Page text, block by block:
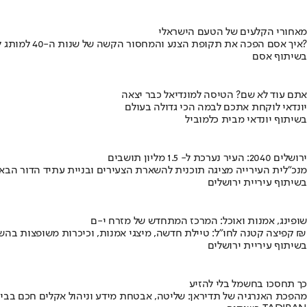
מאחורי הקלעים של הטעם הישראלי
איך אסם הפכה את תקופת הצנע והמחסור הקשה של שנות ה-40 למותג לאומי?
בשיתוף אסם
אתם עוד לא שם? הטיסה למונדיאל כבר יצאה
יונדאי לוקחת אתכם לבמה הכי גדולה בעולם
בשיתוף יונדאי מבית כלמוביל
ירושלים 2040: העיר נערכת ל- 1.5 מליון תושבים
מנכ"לית העירייה מציגה תוכנית להשארת הצעירים ובניית עתיד הדור
בשיתוף עיריית ירושלים
שופינג, אמנות ואוכל: המרכז המתחדש של מזרח י-ם
קפיצה קטנה לחו"ל: טיילת חדשה, מיצגי אמנות, וכיכרות משופצות בהשקעה של 100 מיליון ₪
בשיתוף עיריית ירושלים
כך תחסכו בחשמל בלי להזיע
מהפכת האנרגיה של תדיראן: שליטה, אבטחת מידע וניהול אקלים חכם